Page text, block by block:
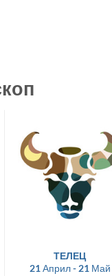
ТЕЛЕЦ
21 Април - 21 Май